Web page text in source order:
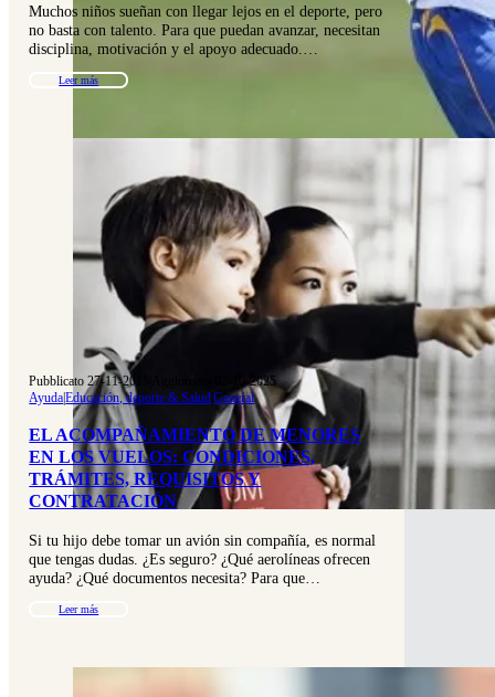
Muchos niños sueñan con llegar lejos en el deporte, pero
no basta con talento. Para que puedan avanzar, necesitan
disciplina, motivación y el apoyo adecuado.…
Leer más
Pubblicato 27-11-2015
Aggiornato 02-10-2025
Ayuda|Educación, deporte & Salud|General
EL ACOMPAÑAMIENTO DE MENORES
EN LOS VUELOS: CONDICIONES,
TRÁMITES, REQUISITOS Y
CONTRATACIÓN
Si tu hijo debe tomar un avión sin compañía, es normal
que tengas dudas. ¿Es seguro? ¿Qué aerolíneas ofrecen
ayuda? ¿Qué documentos necesita? Para que…
Leer más